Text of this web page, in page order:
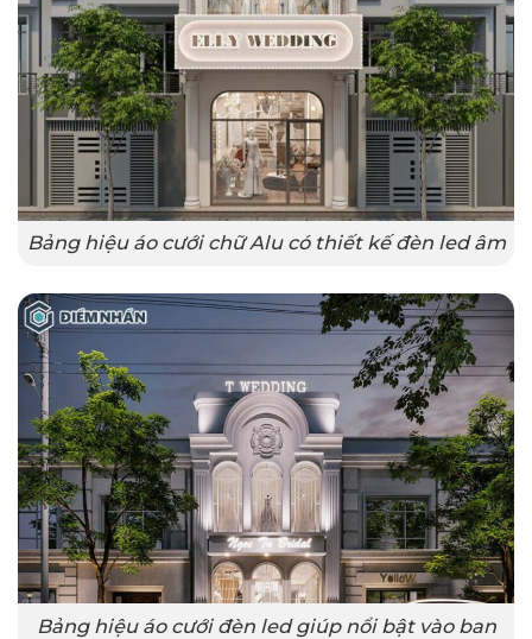
Bảng hiệu áo cưới chữ Alu có thiết kế đèn led âm
Bảng hiệu áo cưới đèn led giúp nổi bật vào ban